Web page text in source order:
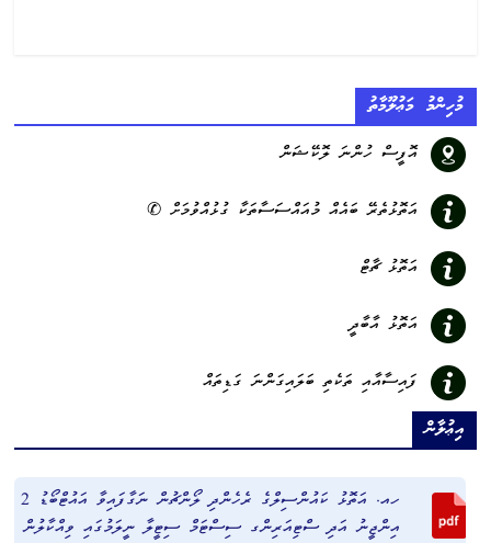
މުހިންމު މަޢުލޫމާތު
އޮފީސް ހުންނަ ލޮކޭޝަން
އަތޮޅުތެރޭ ބައެއް މުއައްސަސާތަކާ ގުޅުއްވުމަށް ✆
އަތޮޅު ޗާޓް
އަތޮޅު އާބާދީ
ފައިސާއާއި ތަކެތި ބަލައިގަންނަ ގަޑިތައް
އިޢުލާން
ހއ. އަތޮޅު ކައުންސިލްގެ ރެހެންދި ލޯންޗުން ނަގާފައިވާ އައުޓްބޯޑު 2
އިންޖީނު އަދި ސްޓިއަރިންގ ސިސްޓަމް ސިޓީލާ ނީލަމުގައި ވިއްކާލުން